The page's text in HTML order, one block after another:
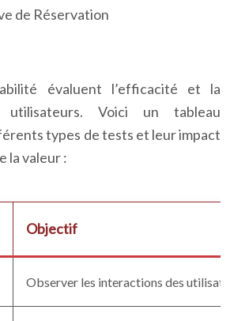
évaluent l’efficacité et la
utilisateurs. Voici un tableau
types de tests et leur impact
la valeur :
Objectif
Observer les interactions des